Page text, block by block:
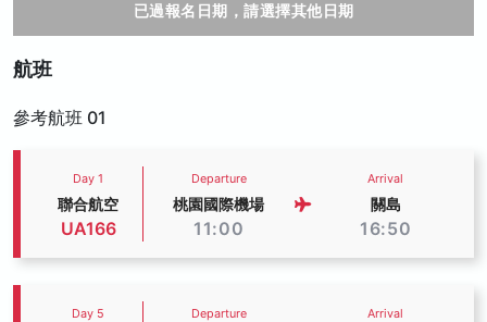
已過報名日期，請選擇其他日期
航班
參考航班 01
Day 1
聯合航空
UA166
Departure
桃園國際機場
11:00
Arrival
關島
16:50
Day 5 Departure Arrival